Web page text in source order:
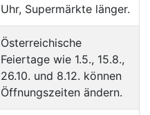
Uhr, Supermärkte länger.
Österreichische
Feiertage wie 1.5., 15.8.,
26.10. und 8.12. können
Öffnungszeiten ändern.